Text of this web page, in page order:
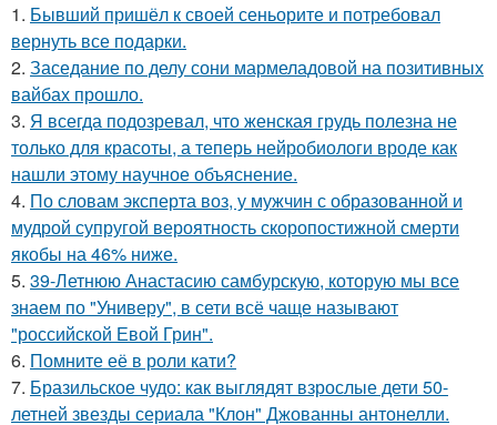
1. Бывший пришёл к своей сеньорите и потребовал
вернуть все подарки.
2. Заседание по делу сони мармеладовой на позитивных
вайбах прошло.
3. Я всегда подозревал, что женская грудь полезна не
только для красоты, а теперь нейробиологи вроде как
нашли этому научное объяснение.
4. По словам эксперта воз, у мужчин с образованной и
мудрой супругой вероятность скоропостижной смерти
якобы на 46% ниже.
5. 39-Летнюю Анастасию самбурскую, которую мы все
знаем по "Универу", в сети всё чаще называют
"российской Евой Грин".
6. Помните её в роли кати?
7. Бразильское чудо: как выглядят взрослые дети 50-
летней звезды сериала "Клон" Джованны антонелли.